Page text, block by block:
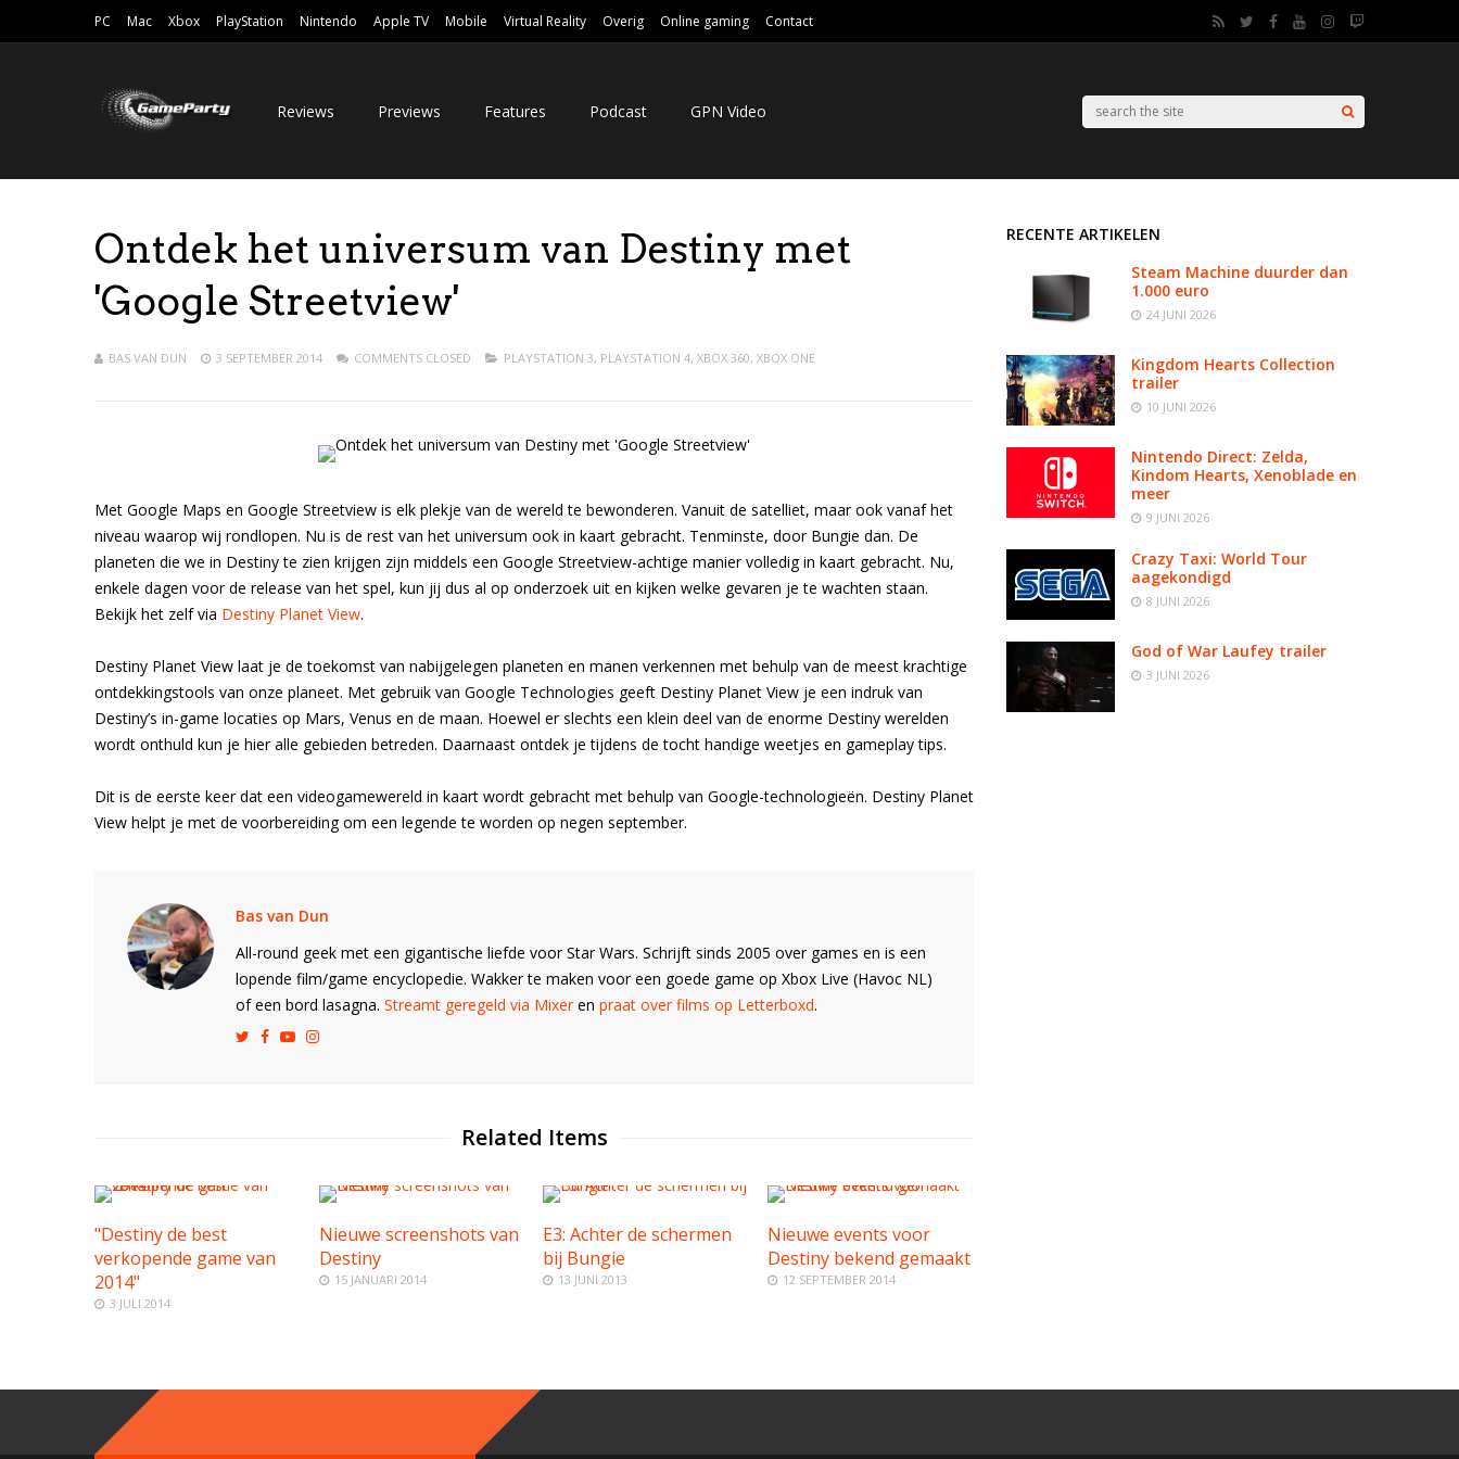
PC Mac Xbox PlayStation Nintendo Apple TV Mobile Virtual Reality Overig Online gaming Contact
Reviews Previews Features Podcast GPN Video
Ontdek het universum van Destiny met
'Google Streetview'
BAS VAN DUN 3 SEPTEMBER 2014 COMMENTS CLOSED PLAYSTATION 3, PLAYSTATION 4, XBOX 360, XBOX ONE
Met Google Maps en Google Streetview is elk plekje van de wereld te bewonderen. Vanuit de satelliet, maar ook vanaf het
niveau waarop wij rondlopen. Nu is de rest van het universum ook in kaart gebracht. Tenminste, door Bungie dan. De
planeten die we in Destiny te zien krijgen zijn middels een Google Streetview-achtige manier volledig in kaart gebracht. Nu,
enkele dagen voor de release van het spel, kun jij dus al op onderzoek uit en kijken welke gevaren je te wachten staan.
Bekijk het zelf via Destiny Planet View.
Destiny Planet View laat je de toekomst van nabijgelegen planeten en manen verkennen met behulp van de meest krachtige
ontdekkingstools van onze planeet. Met gebruik van Google Technologies geeft Destiny Planet View je een indruk van
Destiny’s in-game locaties op Mars, Venus en de maan. Hoewel er slechts een klein deel van de enorme Destiny werelden
wordt onthuld kun je hier alle gebieden betreden. Daarnaast ontdek je tijdens de tocht handige weetjes en gameplay tips.
Dit is de eerste keer dat een videogamewereld in kaart wordt gebracht met behulp van Google-technologieën. Destiny Planet
View helpt je met de voorbereiding om een legende te worden op negen september.
Bas van Dun
All-round geek met een gigantische liefde voor Star Wars. Schrijft sinds 2005 over games en is een
lopende film/game encyclopedie. Wakker te maken voor een goede game op Xbox Live (Havoc NL)
of een bord lasagna. Streamt geregeld via Mixeren praat over films op Letterboxd.
Related Items
"Destiny de best
verkopende game van
2014"
3 JULI 2014
Nieuwe screenshots van
Destiny
15 JANUARI 2014
E3: Achter de schermen
bij Bungie
13 JUNI 2013
Nieuwe events voor
Destiny bekend gemaakt
12 SEPTEMBER 2014
RECENTE ARTIKELEN
Steam Machine duurder dan
1.000 euro
24 JUNI 2026
Kingdom Hearts Collection
trailer
10 JUNI 2026
Nintendo Direct: Zelda,
Kindom Hearts, Xenoblade en
meer
9 JUNI 2026
Crazy Taxi: World Tour
aagekondigd
8 JUNI 2026
God of War Laufey trailer
3 JUNI 2026